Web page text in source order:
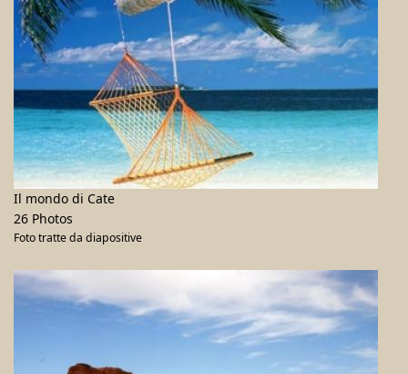
Il mondo di Cate
26 Photos
Foto tratte da diapositive